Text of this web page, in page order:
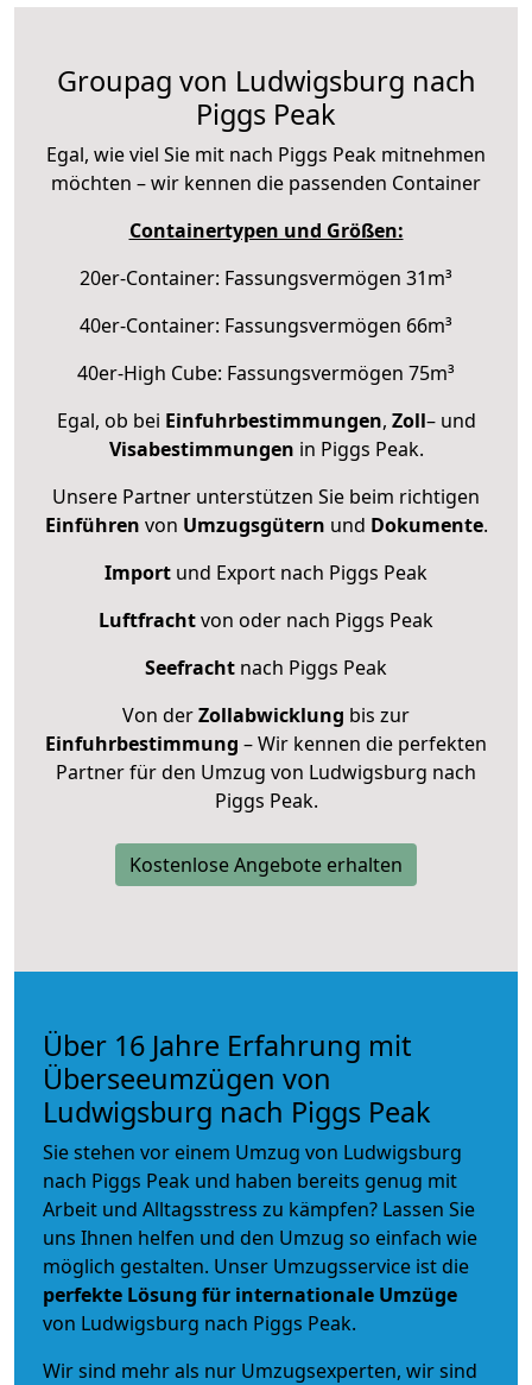
Groupag von Ludwigsburg nach
Piggs Peak
Egal, wie viel Sie mit nach Piggs Peak mitnehmen
möchten – wir kennen die passenden Container
Containertypen und Größen:
20er-Container: Fassungsvermögen 31m³
40er-Container: Fassungsvermögen 66m³
40er-High Cube: Fassungsvermögen 75m³
Egal, ob bei Einfuhrbestimmungen, Zoll– und
Visabestimmungen in Piggs Peak.
Unsere Partner unterstützen Sie beim richtigen
Einführen von Umzugsgütern und Dokumente.
Import und Export nach Piggs Peak
Luftfrachtvon oder nach Piggs Peak
Seefracht nach Piggs Peak
Von derZollabwicklung bis zur
Einfuhrbestimmung – Wir kennen die perfekten
Partner für den Umzug von Ludwigsburg nach
Piggs Peak.
Kostenlose Angebote erhalten
Über 16 Jahre Erfahrung mit
Überseeumzügen von
Ludwigsburg nach Piggs Peak
Sie stehen vor einem Umzug von Ludwigsburg
nach Piggs Peak und haben bereits genug mit
Arbeit und Alltagsstress zu kämpfen? Lassen Sie
uns Ihnen helfen und den Umzug so einfach wie
möglich gestalten. Unser Umzugsservice ist die
perfekte Lösung für internationale Umzüge
von Ludwigsburg nach Piggs Peak.
Wir sind mehr als nur Umzugsexperten, wir sind